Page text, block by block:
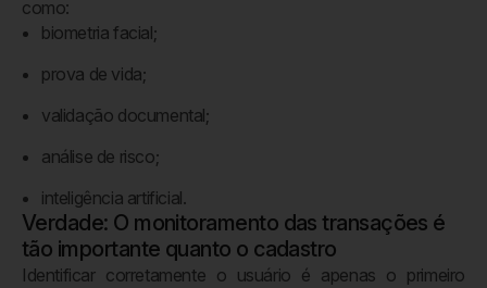
como:
biometria facial;
prova de vida;
validação documental;
análise de risco;
inteligência artificial.
Verdade: O monitoramento das transações é
tão importante quanto o cadastro
Identificar corretamente o usuário é apenas o primeiro